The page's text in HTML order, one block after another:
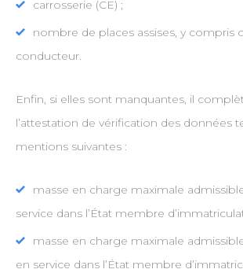
carrosserie (CE) ;
nombre de places assises, y compris
conducteur.
Enfin, si elles sont manquantes, il
l’attestation de vérification des données
mentions suivantes :
masse en charge maximale
service dans l’État membre
masse en charge maximale
en service dans l’État membre